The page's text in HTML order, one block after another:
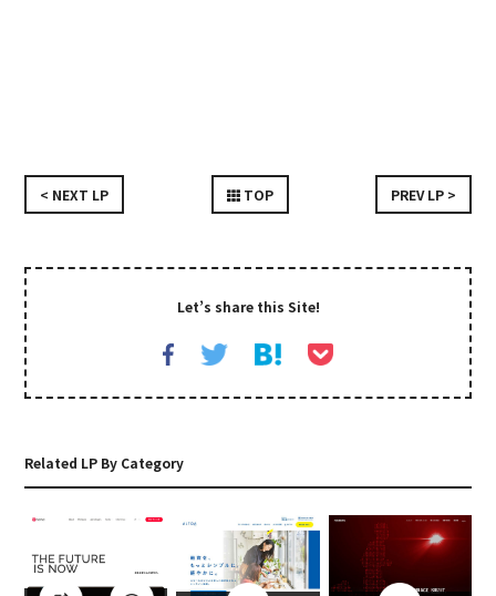
< NEXT LP TOP PREV LP >
Let’s share this Site!
Related LP By Category